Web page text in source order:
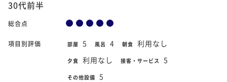
30代前半
総合点
項目別評価 部屋 5 風呂 4 朝食 利用なし
夕食 利用なし 接客・サービス 5
その他設備 5